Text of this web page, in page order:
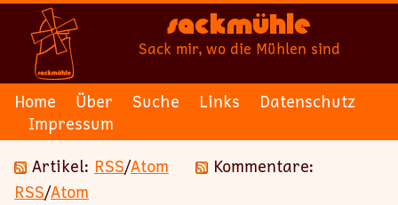
Sackmühle
Sack mir, wo die Mühlen sind
Home Über Suche Links
Datenschutz
Impressum
Artikel: RSS/Atom
Kommentare:
RSS/Atom